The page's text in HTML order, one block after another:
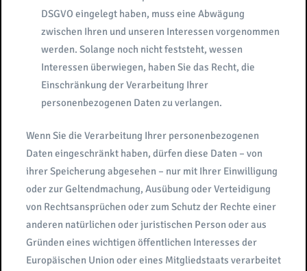
DSGVO eingelegt haben, muss eine Abwägung
zwischen Ihren und unseren Interessen vorgenommen
werden. Solange noch nicht feststeht, wessen
Interessen überwiegen, haben Sie das Recht, die
Einschränkung der Verarbeitung Ihrer
personenbezogenen Daten zu verlangen.
Wenn Sie die Verarbeitung Ihrer personenbezogenen
Daten eingeschränkt haben, dürfen diese Daten – von
ihrer Speicherung abgesehen – nur mit Ihrer Einwilligung
oder zur Geltendmachung, Ausübung oder Verteidigung
von Rechtsansprüchen oder zum Schutz der Rechte einer
anderen natürlichen oder juristischen Person oder aus
Gründen eines wichtigen öffentlichen Interesses der
Europäischen Union oder eines Mitgliedstaats verarbeitet